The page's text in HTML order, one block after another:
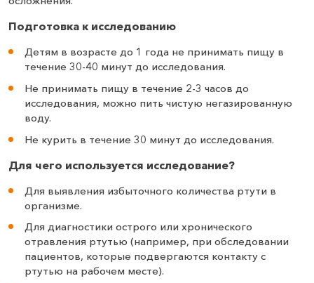
Подготовка к исследованию
Детям в возрасте до 1 года не принимать пищу в
течение 30-40 минут до исследования.
Не принимать пищу в течение 2-3 часов до
исследования, можно пить чистую негазированную
воду.
Не курить в течение 30 минут до исследования.
Для чего используется исследование?
Для выявления избыточного количества ртути в
организме.
Для диагностики острого или хронического
отравления ртутью (например, при обследовании
пациентов, которые подвергаются контакту с
ртутью на рабочем месте).